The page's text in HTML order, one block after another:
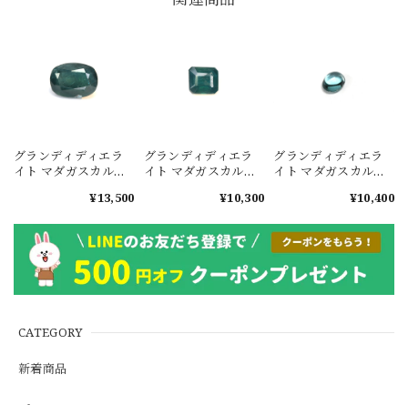
CATEGORY
新着商品
グランディディエラ
イト マダガスカル産
¥13,500
グランディディエラ
イト マダガスカル産
¥10,300
グランディディエラ
イト マダガスカル産
¥10,400